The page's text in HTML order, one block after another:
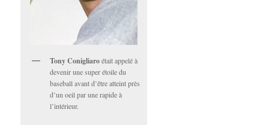
Tony Conigliaroétait appelé à
devenir une super étoile du
baseball avant d’être atteint près
d’un oeil par une rapide à
l’intérieur.